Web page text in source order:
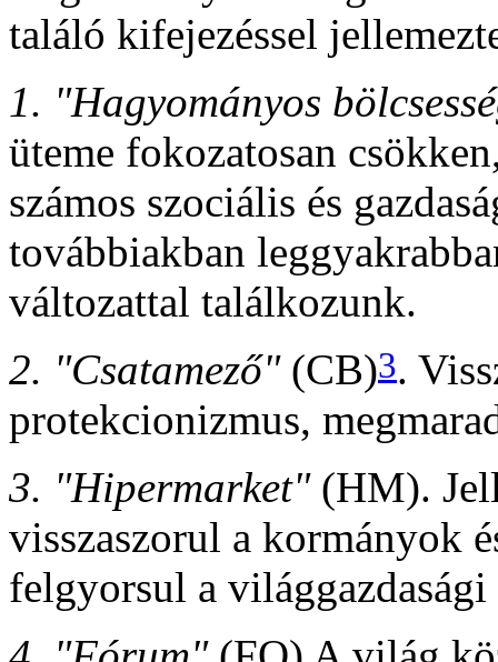
találó kifejezéssel
1. "Hagyományos
üteme fokozatosan
számos szociális és
továbbiakban
változattal találkozunk.
2. "Csatamező" (CB)3.
protekcionizmus,
3. "Hipermarket" (HM).
visszaszorul a kormányok
felgyorsul a